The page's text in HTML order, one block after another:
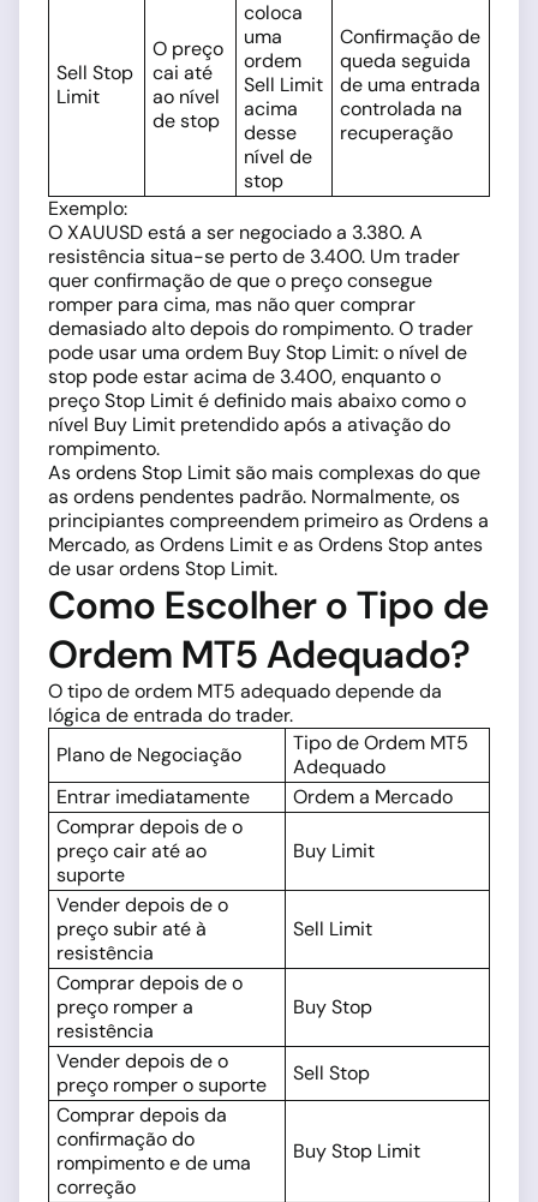
Sell Stop
Limit
O preço
cai até
ao nível
de stop
coloca
uma
ordem
Sell Limit
acima
desse
nível de
stop
Confirmação de
queda seguida
de uma entrada
controlada na
recuperação
Exemplo:
O XAUUSD está a ser negociado a 3.380. A
resistência situa-se perto de 3.400. Um trader
quer confirmação de que o preço consegue
romper para cima, mas não quer comprar
demasiado alto depois do rompimento. O trader
pode usar uma ordem Buy Stop Limit: o nível de
stop pode estar acima de 3.400, enquanto o
preço Stop Limit é definido mais abaixo como o
nível Buy Limit pretendido após a ativação do
rompimento.
As ordens Stop Limit são mais complexas do que
as ordens pendentes padrão. Normalmente, os
principiantes compreendem primeiro as Ordens a
Mercado, as Ordens Limit e as Ordens Stop antes
de usar ordens Stop Limit.
Como Escolher o Tipo de
Ordem MT5 Adequado?
O tipo de ordem MT5 adequado depende da
lógica de entrada do trader.
Plano de Negociação
Tipo de Ordem MT5
Adequado
Entrar imediatamente
Ordem a Mercado
Comprar depois de o
preço cair até ao
suporte
Buy Limit
Vender depois de o
preço subir até à
resistência
Sell Limit
Comprar depois de o
preço romper a
resistência
Buy Stop
Vender depois de o
preço romper o suporte
Sell Stop
Comprar depois da
confirmação do
rompimento e de uma
correção
Buy Stop Limit